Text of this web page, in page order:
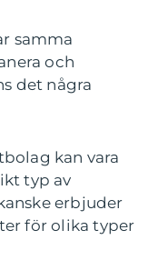
samma
och
det några
kan vara
typ av
erbjuder
för olika typer